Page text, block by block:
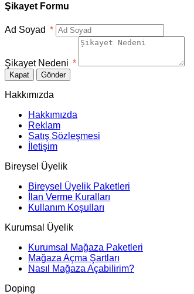
Şikayet Formu
Ad Soyad *
Şikayet Nedeni *
Kapat Gönder
Hakkımızda
Hakkımızda
Reklam
Satış Sözleşmesi
İletişim
Bireysel Üyelik
Bireysel Üyelik Paketleri
İlan Verme Kuralları
Kullanım Koşulları
Kurumsal Üyelik
Kurumsal Mağaza Paketleri
Mağaza Açma Şartları
Nasıl Mağaza Açabilirim?
Doping